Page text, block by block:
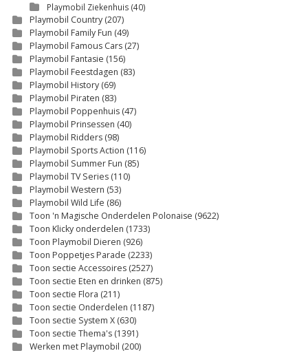
Playmobil Ziekenhuis (40)
Playmobil Country (207)
Playmobil Family Fun (49)
Playmobil Famous Cars (27)
Playmobil Fantasie (156)
Playmobil Feestdagen (83)
Playmobil History (69)
Playmobil Piraten (83)
Playmobil Poppenhuis (47)
Playmobil Prinsessen (40)
Playmobil Ridders (98)
Playmobil Sports Action (116)
Playmobil Summer Fun (85)
Playmobil TV Series (110)
Playmobil Western (53)
Playmobil Wild Life (86)
Toon 'n Magische Onderdelen Polonaise (9622)
Toon Klicky onderdelen (1733)
Toon Playmobil Dieren (926)
Toon Poppetjes Parade (2233)
Toon sectie Accessoires (2527)
Toon sectie Eten en drinken (875)
Toon sectie Flora (211)
Toon sectie Onderdelen (1187)
Toon sectie System X (630)
Toon sectie Thema's (1391)
Werken met Playmobil (200)